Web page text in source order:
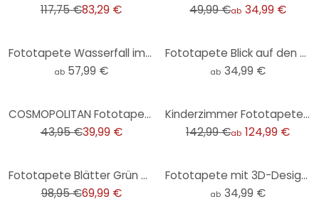
117,75 €83,29 €
49,99 €ab 34,99 €
Fototapete Wasserfall im Wald - Landschaftstapete - Foto
ab 57,99 €
Fototapete Blick auf den See - Landschaftstapete Rund - Keller - Selbstklebend/Vlies
ab 34,99 €
COSMOPOLITAN Fototapete Blätter Ranken Blau Weiß - Design Vliestapete Natur
43,95 €39,99 €
Kinderzimmer Fototapete Meerestiere tief im Ozean - Oliver Robins
142,99 €ab 124,99 €
Fototapete Blätter Grün Aquarell - Vliestapete mit Pflanzenmotiv für Schlafzimmer
98,95 €69,99 €
Fototapete mit 3D-Design - Abstrakte Ringe beige - Grande - Rund - Selbstklebend/Vlies
ab 34,99 €